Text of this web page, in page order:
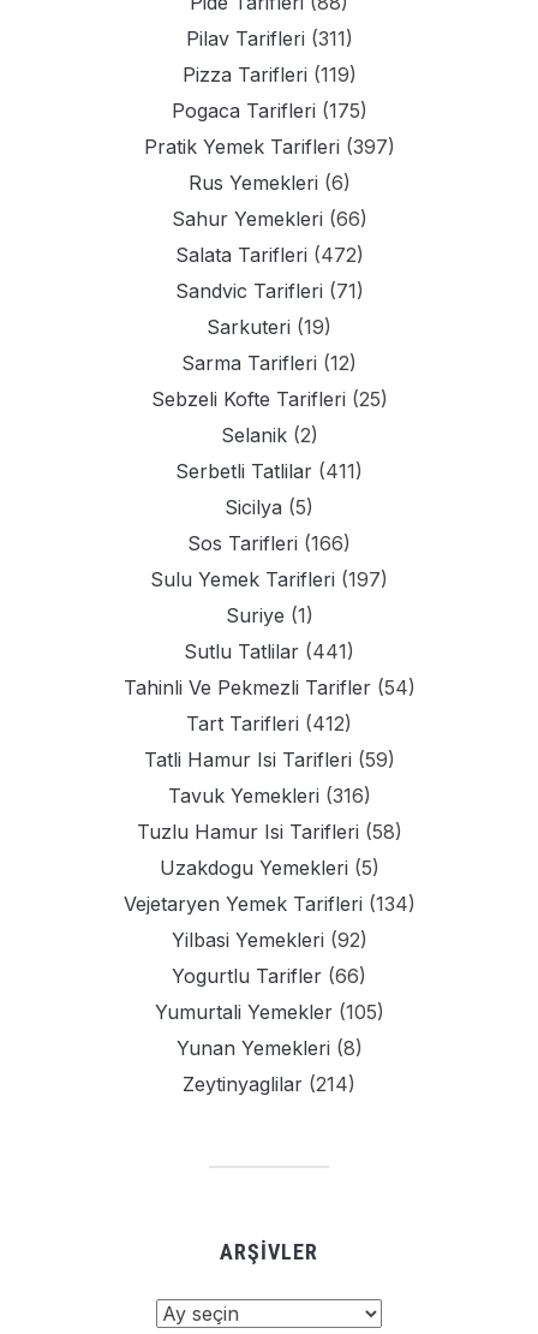
Pilav Tarifleri (311)
Pizza Tarifleri (119)
Pogaca Tarifleri (175)
Pratik Yemek Tarifleri (397)
Rus Yemekleri (6)
Sahur Yemekleri (66)
Salata Tarifleri (472)
Sandvic Tarifleri (71)
Sarkuteri (19)
Sarma Tarifleri (12)
Sebzeli Kofte Tarifleri (25)
Selanik(2)
Serbetli Tatlilar (411)
Sicilya (5)
Sos Tarifleri (166)
Sulu Yemek Tarifleri (197)
Suriye (1)
Sutlu Tatlilar (441)
Tahinli Ve Pekmezli Tarifler(54)
Tart Tarifleri (412)
Tatli Hamur Isi Tarifleri (59)
Tavuk Yemekleri (316)
Tuzlu Hamur Isi Tarifleri (58)
Uzakdogu Yemekleri (5)
Vejetaryen Yemek Tarifleri (134)
Yilbasi Yemekleri (92)
Yogurtlu Tarifler (66)
Yumurtali Yemekler(105)
Yunan Yemekleri (8)
Zeytinyaglilar (214)
ARŞIVLER